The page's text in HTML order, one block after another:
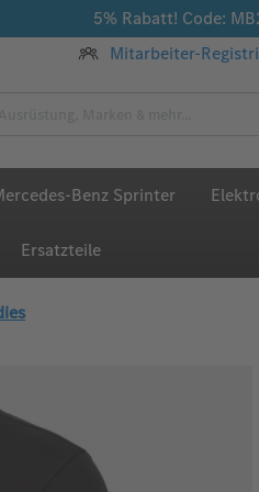
5% Rabatt! Code:
Mitarbeiter-
Benz Sprinter
Ersatzteile